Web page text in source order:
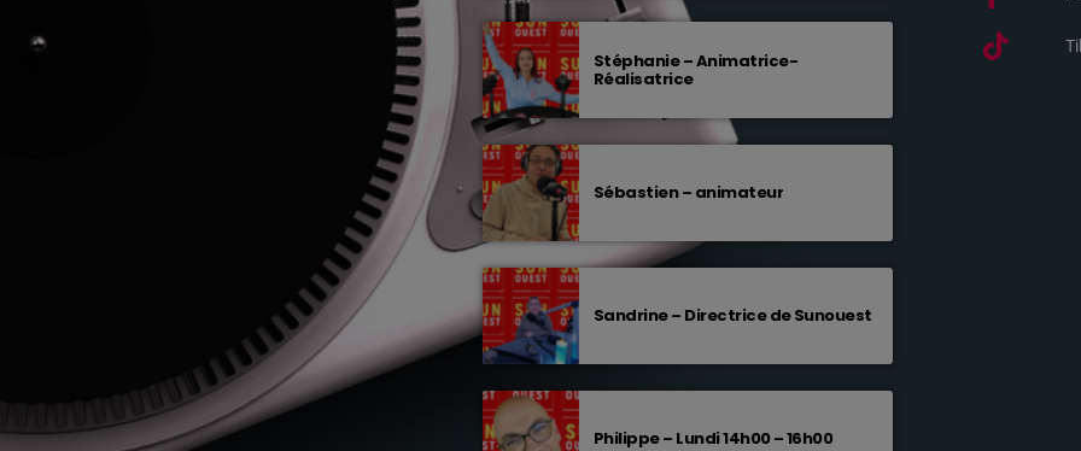
Stéphanie – Animatrice-
Réalisatrice
Sébastien – animateur
Sandrine – Directrice de Sunouest
Philippe – Lundi 14h00 – 16h00